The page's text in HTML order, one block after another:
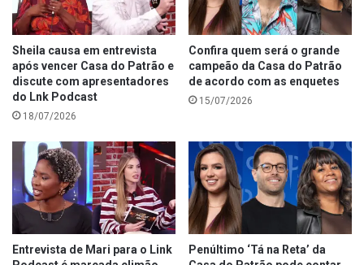
Sheila causa em entrevista
após vencer Casa do Patrão e
discute com apresentadores
do Lnk Podcast
18/07/2026
Confira quem será o grande
campeão da Casa do Patrão
de acordo com as enquetes
15/07/2026
Entrevista de Mari para o Link
Penúltimo ‘Tá na Reta’ da